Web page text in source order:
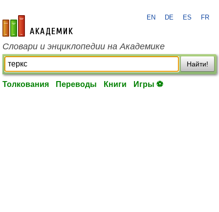
academic.ru
EN DE ES FR
Словари и энциклопедии на Академике
Найти!
Толкования Переводы Книги Игры ⚽